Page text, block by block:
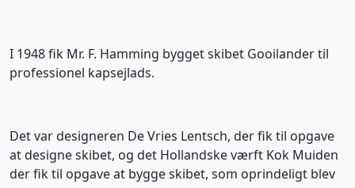
I 1948 fik Mr. F. Hamming bygget skibet Gooilander til
professionel kapsejlads.
Det var designeren De Vries Lentsch, der fik til opgave
at designe skibet, og det Hollandske værft Kok Muiden
der fik til opgave at bygge skibet, som oprindeligt blev